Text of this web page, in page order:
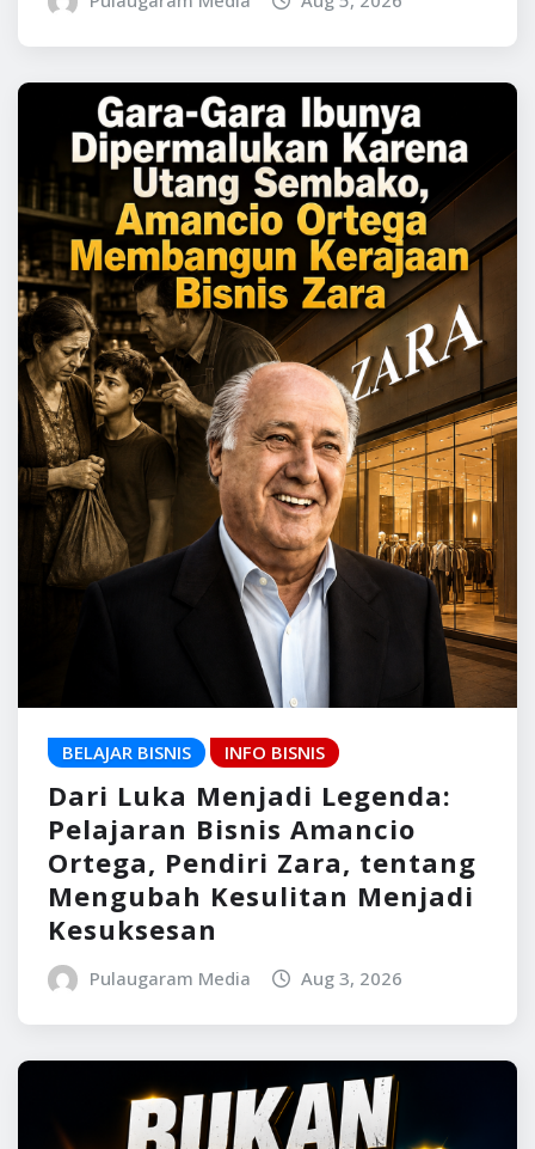
BELAJAR BISNIS INFO BISNIS
Dari Luka Menjadi Legenda:
Pelajaran Bisnis Amancio
Ortega, Pendiri Zara, tentang
Mengubah Kesulitan Menjadi
Kesuksesan
Pulaugaram Media Aug 3, 2026